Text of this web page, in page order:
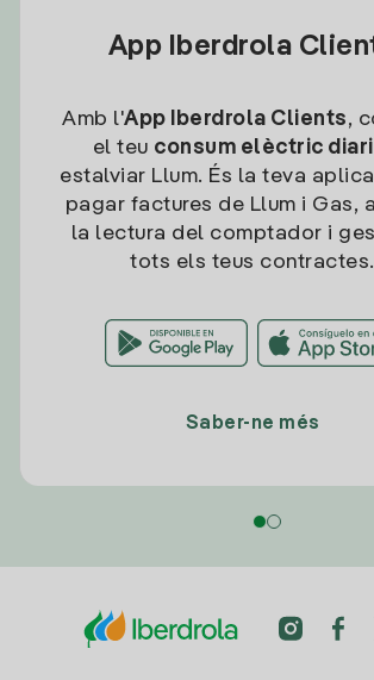
App Iberdrola
Amb l'App Iberdrola Clients,
el teu consum elèctric diari
estalviar Llum. És la teva
pagar factures de Llum i Gas,
la lectura del comptador i
tots els teus contractes.
Saber-ne més